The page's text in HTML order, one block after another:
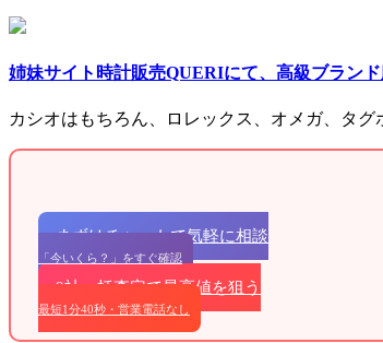
姉妹サイト時計販売QUERIにて、高級ブランド
カシオはもちろん、ロレックス、オメガ、タ
まずはチャットで気軽に相談
「今いくら？」をすぐ確認
9社一括査定で最高値を狙う
最短1分40秒・営業電話なし